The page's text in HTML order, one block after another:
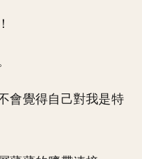
會覺得自己對我是特